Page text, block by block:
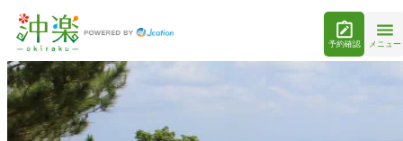
予約確認 メニュー